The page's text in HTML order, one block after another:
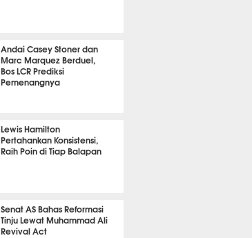
Andai Casey Stoner dan
Marc Marquez Berduel,
Bos LCR Prediksi
Pemenangnya
Lewis Hamilton
Pertahankan Konsistensi,
Raih Poin di Tiap Balapan
Senat AS Bahas Reformasi
Tinju Lewat Muhammad Ali
Revival Act